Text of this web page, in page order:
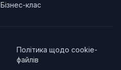
Бізнес-клас
Політика щодо cookie-
файлів